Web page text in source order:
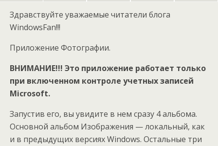
Здравствуйте уважаемые читатели блога
WindowsFan!!!
Приложение Фотографии.
ВНИМАНИЕ!!! Это приложение работает только
при включенном контроле учетных записей
Microsoft.
Запустив его, вы увидите в нем сразу 4 альбома.
Основной альбом Изображения — локальный, как
и в предыдущих версиях Windows. Остальные три